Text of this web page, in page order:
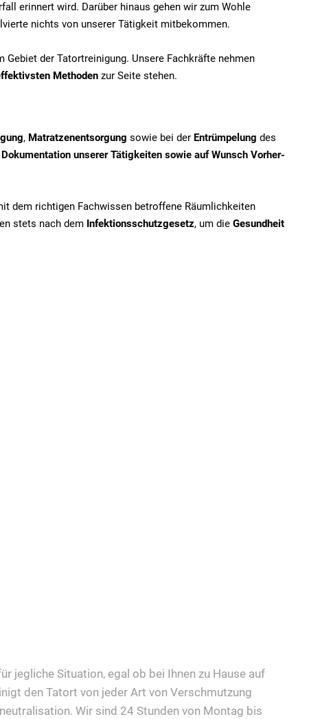
erinnert wird. Darüber hinaus gehen wir zum Wohle
nichts von unserer Tätigkeit mitbekommen.
der Tatortreinigung. Unsere Fachkräfte nehmen
Methoden zur Seite stehen.
, Matratzenentsorgung sowie bei der Entrümpelung des
Dokumentation unserer Tätigkeiten sowie auf Wunsch Vorher-
dem richtigen Fachwissen betroffene Räumlichkeiten
stets nach dem Infektionsschutzgesetz, um die Gesundheit
jegliche Situation, egal ob bei Ihnen zu Hause auf
den Tatort von jeder Art von Verschmutzung
Wir sind 24 Stunden von Montag bis